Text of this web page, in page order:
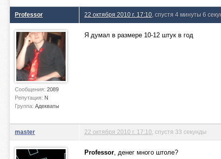
Professor
Сообщения: 2089
Репутация: N
Группа: Адекваты
22 октября 2010 г. 17:10 , спустя 4 минуты 6
Я думал в размере 10-12 штук в год
master 22 октября 2010 г. 17:10 , спустя 33 секунды
Professor, денег много штоле?